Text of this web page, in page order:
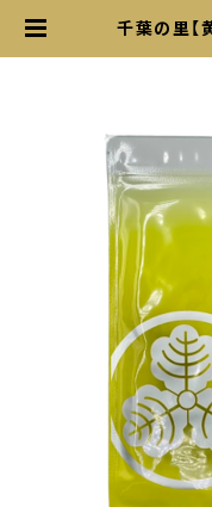
千葉の里